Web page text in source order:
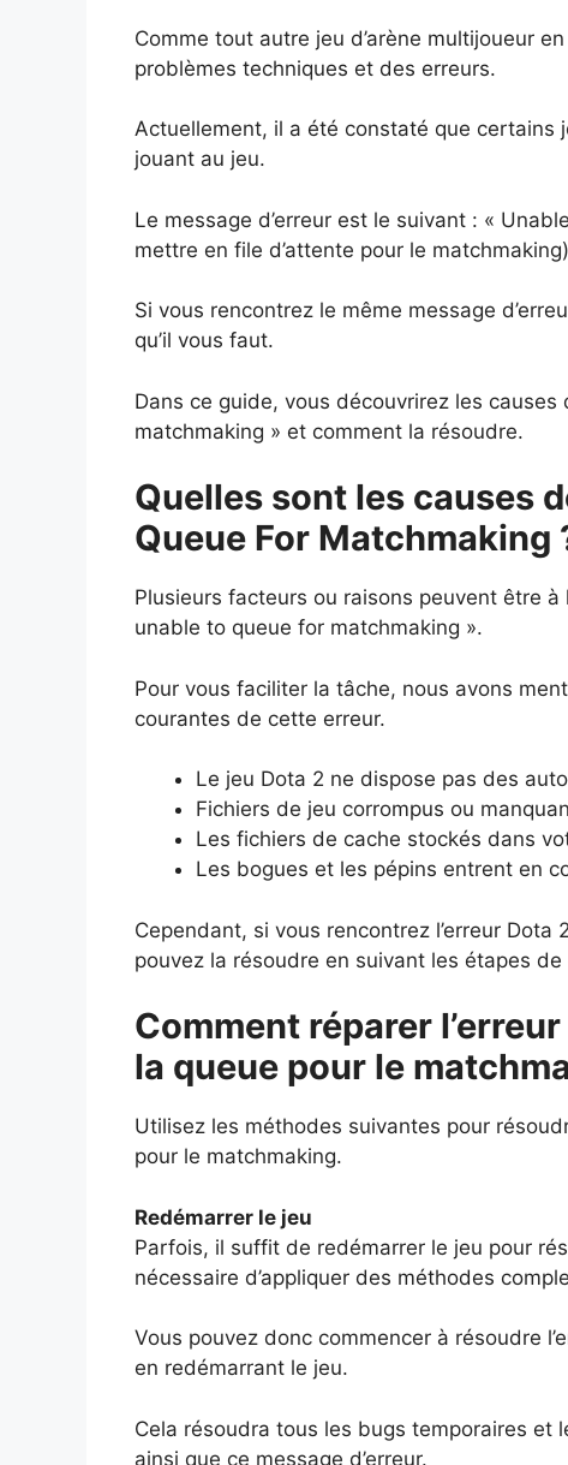
Comme tout autre jeu d’arène multijoueur
problèmes techniques et des erreurs.
Actuellement, il a été constaté que certains
jouant au jeu.
Le message d’erreur est le suivant : «
mettre en file d’attente pour le
Si vous rencontrez le même message
qu’il vous faut.
Dans ce guide, vous découvrirez les causes
matchmaking » et comment la résoudre.
Quelles sont les causes
Queue For Matchmaking
Plusieurs facteurs ou raisons peuvent être à
unable to queue for matchmaking ».
Pour vous faciliter la tâche, nous avons
courantes de cette erreur.
Le jeu Dota 2 ne dispose pas des
Fichiers de jeu corrompus ou
Les fichiers de cache stockés dans
Les bogues et les pépins entrent en
Cependant, si vous rencontrez l’erreur
pouvez la résoudre en suivant les étapes
Comment réparer
la queue pour le
Utilisez les méthodes suivantes pour
pour le matchmaking.
Redémarrer le jeu
Parfois, il suffit de redémarrer le jeu pour
nécessaire d’appliquer des méthodes
Vous pouvez donc commencer à résoudre
en redémarrant le jeu.
Cela résoudra tous les bugs temporaires et
ainsi que ce message d’erreur.